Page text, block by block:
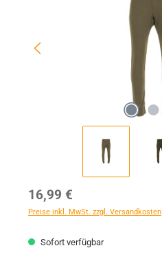
Regulärer Preis:
16,99 €
Preise inkl. MwSt. zzgl. Versandkosten
Sofort verfügbar